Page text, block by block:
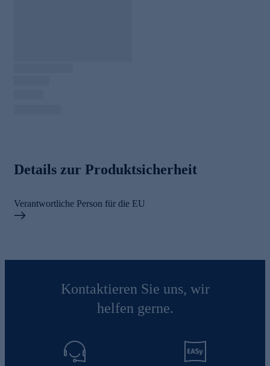
Details zur Produktsicherheit
Verantwortliche Person für die EU
Kontaktieren Sie uns, wir
helfen gerne.